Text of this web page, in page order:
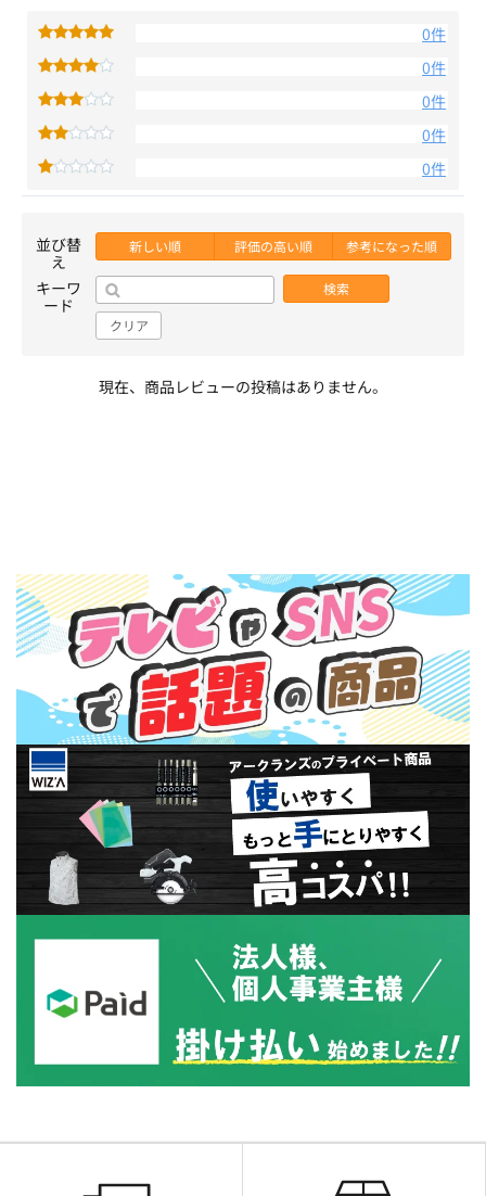
0件
0件
0件
0件
0件
並び替
え
新しい順 評価の高い順 参考になった順
キーワ
ード
検索
クリア
現在、商品レビューの投稿はありません。